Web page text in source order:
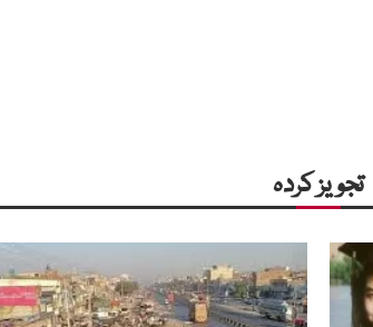
تجویز کردہ